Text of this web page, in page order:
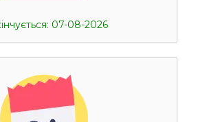
07-08-2026